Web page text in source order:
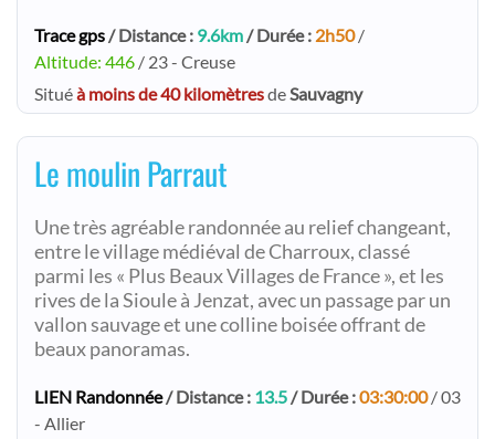
Trace gps/ Distance : 9.6km/ Durée : 2h50/
Altitude: 446 / 23 - Creuse
Situéà moins de 40 kilomètresdeSauvagny
Le moulin Parraut
Une très agréable randonnée au relief changeant,
entre le village médiéval de Charroux, classé
parmi les « Plus Beaux Villages de France », et les
rives de la Sioule à Jenzat, avec un passage par un
vallon sauvage et une colline boisée offrant de
beaux panoramas.
LIEN Randonnée/ Distance : 13.5/ Durée :03:30:00/ 03
- Allier